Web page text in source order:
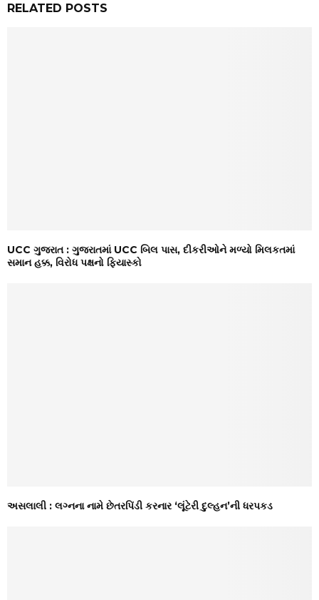
RELATED POSTS
UCC ગુજરાત : ગુજરાતમાં UCC બિલ પાસ, દીકરીઓને મળ્યો મિલકતમાં
સમાન હક્ક, વિરોધ પક્ષનો ફિયાસ્કો
અસલાલી : લગ્નના નામે છેતરપિંડી કરનાર ‘લૂંટેરી દુલ્હન’ની ધરપકડ